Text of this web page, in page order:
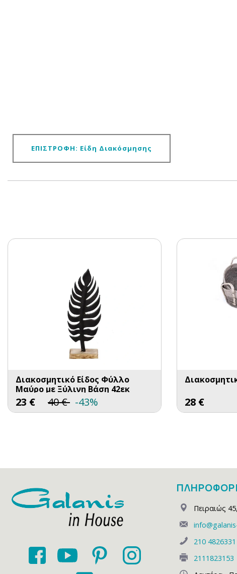
ΕΠΙΣΤΡΟΦΗ: Είδη Διακόσμησης
Διακοσμητικό Είδος Φύλλο
Μαύρο με Ξύλινη Βάση 42εκ
23 € 40€ -43% 28 €
Πειραιώς 45,
210 4826331
2111823153